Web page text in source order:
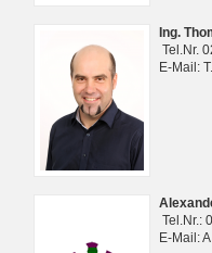
Ing.
Tel.Nr.
E-Mail:
Tel.Nr.:
E-Mail: